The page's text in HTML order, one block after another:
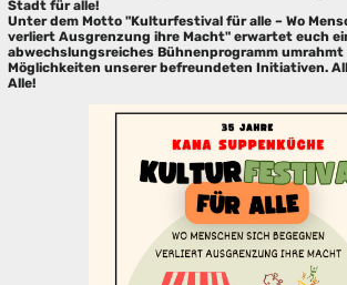
Stadt für alle!
Unter dem Motto "Kulturfestival für alle – Wo
verliert Ausgrenzung ihre Macht" erwartet euch
abwechslungsreiches Bühnenprogramm umrahmt
Möglichkeiten unserer befreundeten Initiativen.
Alle!